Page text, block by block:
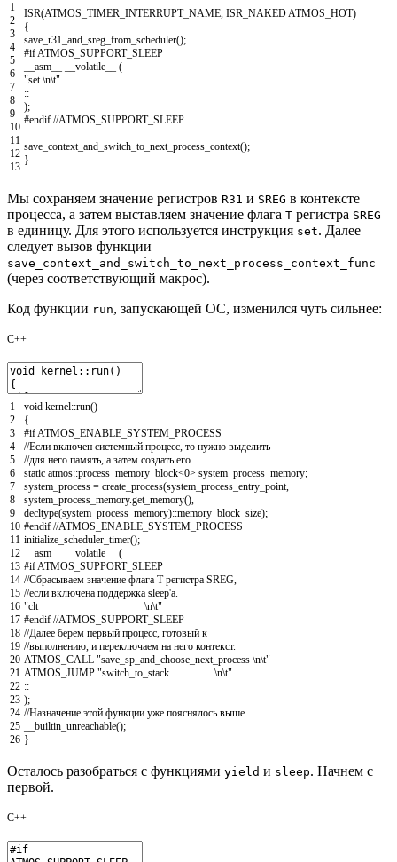
1
2
3
4
5
6
7
8
9
10
11
12
13
ISR(ATMOS_TIMER_INTERRUPT_NAME, ISR_NAKEDATMOS_HOT)
{
save_r31_and_sreg_from_scheduler();
#if ATMOS_SUPPORT_SLEEP
__asm__
__volatile__
(
"set \n\t"
::
);
#endif //ATMOS_SUPPORT_SLEEP
save_context_and_switch_to_next_process_context();
}
Мы сохраняем значение регистров R31 и SREG в контексте
процесса, а затем выставляем значение флага T регистра SREG
в единицу. Для этого используется инструкция set. Далее
следует вызов функции
save_context_and_switch_to_next_process_context_func
(через соответствующий макрос).
Код функции run, запускающей ОС, изменился чуть сильнее:
C++
1
2
3
4
5
6
7
8
9
10
11
12
13
14
15
16
17
18
19
20
21
22
23
24
25
26
void kernel::run()
{
#if ATMOS_ENABLE_SYSTEM_PROCESS
//Если включен системный процесс, то нужно выделить
//для него память, а затем создать его.
static atmos::process_memory_block<0> system_process_memory;
system_process = create_process(system_process_entry_point,
system_process_memory.get_memory(),
decltype(system_process_memory)::memory_block_size);
#endif //ATMOS_ENABLE_SYSTEM_PROCESS
initialize_scheduler_timer();
__asm__
__volatile__
(
#if ATMOS_SUPPORT_SLEEP
//Сбрасываем значение флага T регистра SREG,
//если включена поддержка sleep'а.
"clt \n\t"
#endif //ATMOS_SUPPORT_SLEEP
//Далее берем первый процесс, готовый к
//выполнению, и переключаем на него контекст.
ATMOS CALL "save_sp_and_choose_next_process \n\t"
ATMOS JUMP "switch_to_stack \n\t"
::
);
//Назначение этой функции уже пояснялось выше.
__builtin_unreachable();
}
Осталось разобраться с функциями yield и sleep. Начнем с
первой.
C++